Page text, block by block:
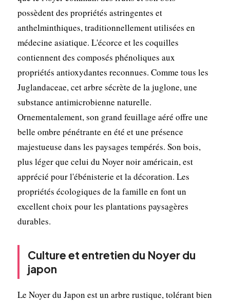
possèdent des propriétés astringentes et
anthelminthiques, traditionnellement utilisées en
médecine asiatique. L'écorce et les coquilles
contiennent des composés phénoliques aux
propriétés antioxydantes reconnues. Comme tous les
Juglandaceae, cet arbre sécrète de la juglone, une
substance antimicrobienne naturelle.
Ornementalement, son grand feuillage aéré offre une
belle ombre pénétrante en été et une présence
majestueuse dans les paysages tempérés. Son bois,
plus léger que celui du Noyer noir américain, est
apprécié pour l'ébénisterie et la décoration. Les
propriétés écologiques de la famille en font un
excellent choix pour les plantations paysagères
durables.
Culture et entretien du Noyer du
japon
Le Noyer du Japon est un arbre rustique, tolérant bien